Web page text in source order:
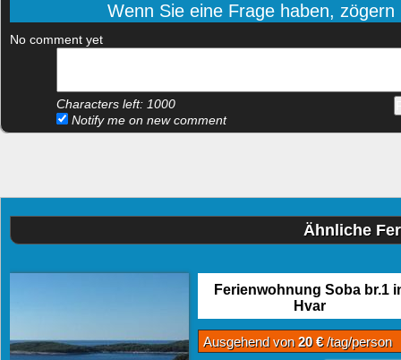
Wenn Sie eine Frage haben,
No comment yet
Characters left: 1000
Notify me on new comment
Ähnliche
Ferienwohnung Soba br.1
Hvar
Ausgehend von20 €/tag/person